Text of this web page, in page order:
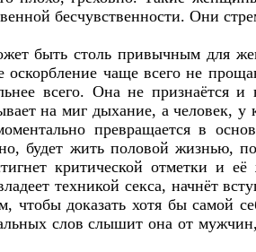
бесчувственности. Они
быть столь привычным для
оскорбление чаще всего не
всего. Она не признаётся
на миг дыхание, а человек,
превращается в
будет жить половой жизнью,
критической отметки и
техникой секса, начнёт
чтобы доказать хотя бы самой
слов слышит она от